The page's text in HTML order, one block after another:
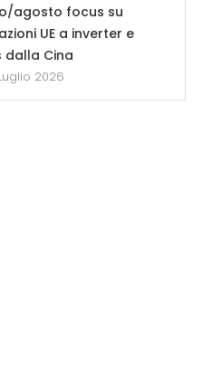
agosto focus su
UE a inverter e
dalla Cina
2026